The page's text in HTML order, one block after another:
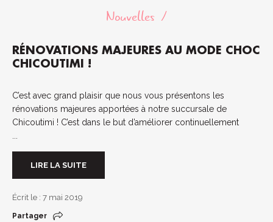
Nouvelles
RÉNOVATIONS MAJEURES AU MODE CHOC
CHICOUTIMI !
C’est avec grand plaisir que nous vous présentons les
rénovations majeures apportées à notre succursale de
Chicoutimi ! C’est dans le but d’améliorer continuellement
LIRE LA SUITE
Écrit le : 7 mai 2019
Partager